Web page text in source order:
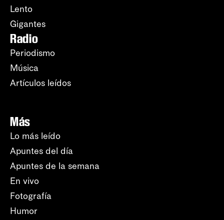
Lento
Gigantes
Radio
Periodismo
Música
Artículos leídos
Más
Lo más leído
Apuntes del día
Apuntes de la semana
En vivo
Fotografía
Humor